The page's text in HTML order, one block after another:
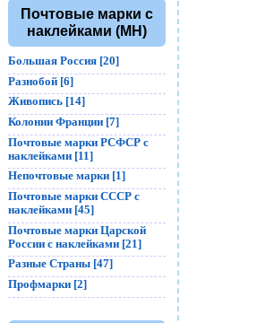
Почтовые марки с
наклейками (MH)
Большая Россия [20]
Разнобой [6]
Живопись [14]
Колонии Франции [7]
Почтовые марки РСФСР с
наклейками [11]
Непочтовые марки [1]
Почтовые марки СССР с
наклейками [45]
Почтовые марки Царской
России с наклейками [21]
Разные Страны [47]
Профмарки [2]